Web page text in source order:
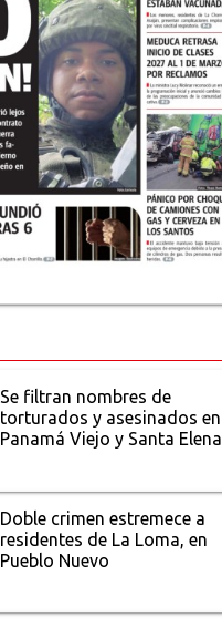
Se filtran nombres de
torturados y asesinados en
Panamá Viejo y Santa Elena
Doble crimen estremece a
residentes de La Loma, en
Pueblo Nuevo